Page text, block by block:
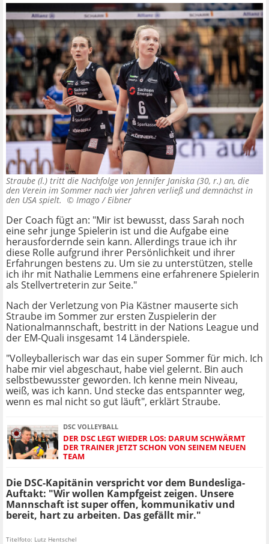
Straube (l.) tritt die Nachfolge von Jennifer Janiska (30, r.) an, die
den Verein im Sommer nach vier Jahren verließ und demnächst in
den USA spielt. © Imago / Eibner
Der Coach fügt an: "Mir ist bewusst, dass Sarah noch
eine sehr junge Spielerin ist und die Aufgabe eine
herausfordernde sein kann. Allerdings traue ich ihr
diese Rolle aufgrund ihrer Persönlichkeit und ihrer
Erfahrungen bestens zu. Um sie zu unterstützen, stelle
ich ihr mit Nathalie Lemmens eine erfahrenere Spielerin
als Stellvertreterin zur Seite."
Nach der Verletzung von Pia Kästner mauserte sich
Straube im Sommer zur ersten Zuspielerin der
Nationalmannschaft, bestritt in der Nations League und
der EM-Quali insgesamt 14 Länderspiele.
"Volleyballerisch war das ein super Sommer für mich. Ich
habe mir viel abgeschaut, habe viel gelernt. Bin auch
selbstbewusster geworden. Ich kenne mein Niveau,
weiß, was ich kann. Und stecke das entspannter weg,
wenn es mal nicht so gut läuft", erklärt Straube.
DSC VOLLEYBALL
DER DSC LEGT WIEDER LOS: DARUM SCHWÄRMT
DER TRAINER JETZT SCHON VON SEINEM NEUEN
TEAM
Die DSC-Kapitänin verspricht vor dem Bundesliga-
Auftakt: "Wir wollen Kampfgeist zeigen. Unsere
Mannschaft ist super offen, kommunikativ und
bereit, hart zu arbeiten. Das gefällt mir."
Titelfoto: Lutz Hentschel